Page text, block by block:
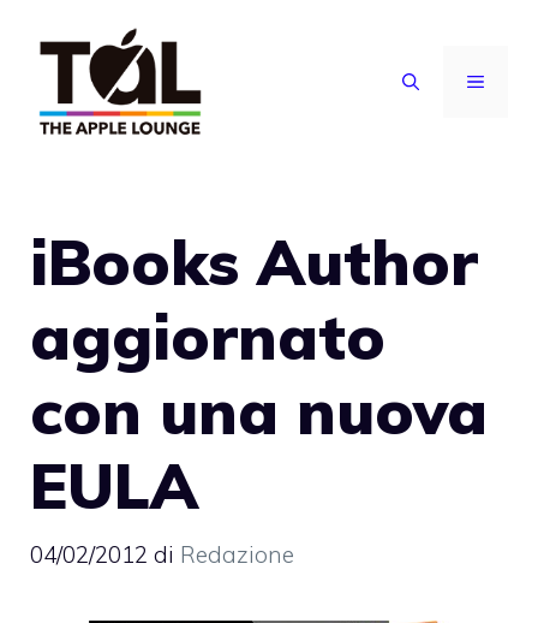
contenuto
MENU
iBooks Author
aggiornato
con una nuova
EULA
04/02/2012 di Redazione